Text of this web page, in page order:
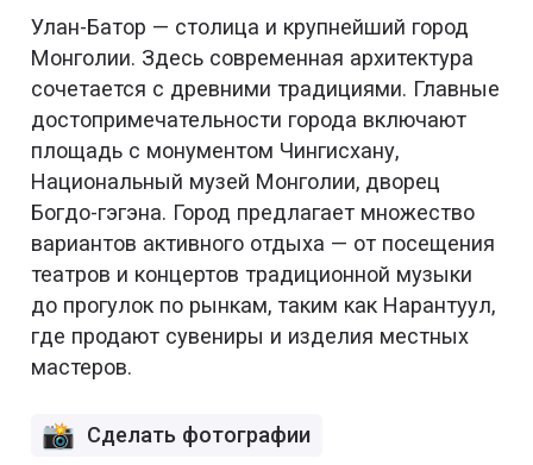
Улан-Батор — столица и крупнейший город
Монголии. Здесь современная архитектура
сочетается с древними традициями. Главные
достопримечательности города включают
площадь с монументом Чингисхану,
Национальный музей Монголии, дворец
Богдо-гэгэна. Город предлагает множество
вариантов активного отдыха — от посещения
театров и концертов традиционной музыки
до прогулок по рынкам, таким как Нарантуул,
где продают сувениры и изделия местных
мастеров.
Сделать фотографии